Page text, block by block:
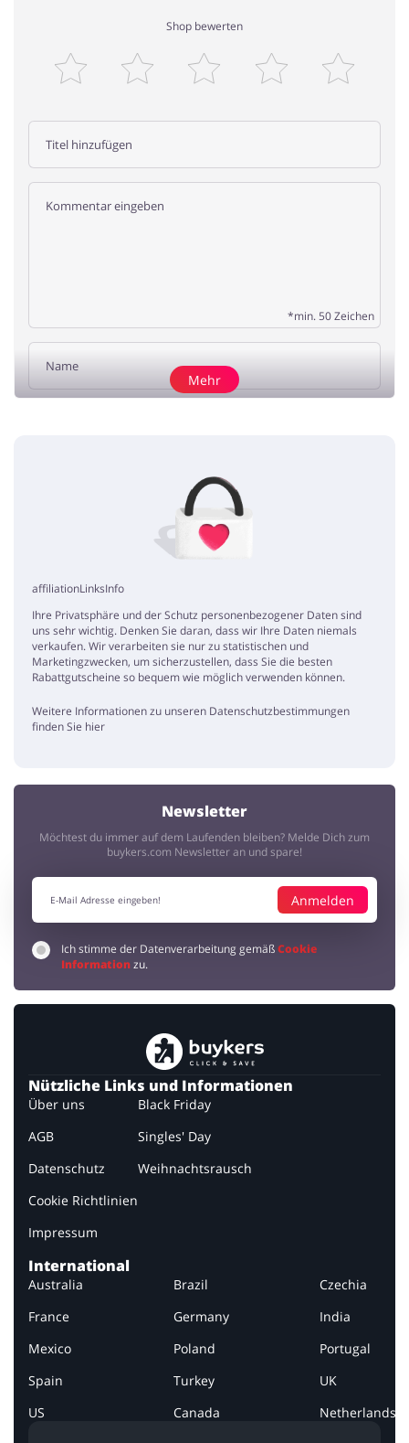
Shop bewerten
*min. 50 Zeichen
Eine sehr gute auswahl und viele angebote. Dazu mit einem
gutschein kann man noch mehr sparen.
Mehr
affiliationLinksInfo
Ihre Privatsphäre und der Schutz personenbezogener Daten sind
uns sehr wichtig. Denken Sie daran, dass wir Ihre Daten niemals
verkaufen. Wir verarbeiten sie nur zu statistischen und
Marketingzwecken, um sicherzustellen, dass Sie die besten
Rabattgutscheine so bequem wie möglich verwenden können.
Weitere Informationen zu unseren Datenschutzbestimmungen
finden Sie hier
Newsletter
Möchtest du immer auf dem Laufenden bleiben? Melde Dich zum
buykers.com Newsletter an und spare!
Anmelden
Ich stimme der Datenverarbeitung gemäßCookie
Informationzu.
Nützliche Links und Informationen
Über uns
AGB
Datenschutz
Cookie Richtlinien
Impressum
Black Friday
Singles' Day
Weihnachtsrausch
International
Australia Brazil
Czechia
France
Germany
India
Mexico
Poland
Portugal
Spain
Turkey
UK
US
Canada Netherlands